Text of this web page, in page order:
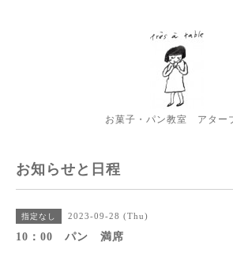
お菓子・パン教室 アター
お知らせと日程
指定なし 2023-09-28 (Thu)
10：00 パン 満席